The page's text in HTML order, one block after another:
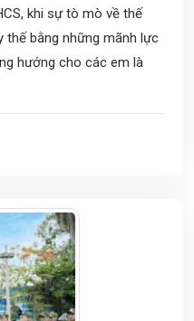
khi sự tò mò về thế
thế bằng những mãnh lực
hướng cho các em là